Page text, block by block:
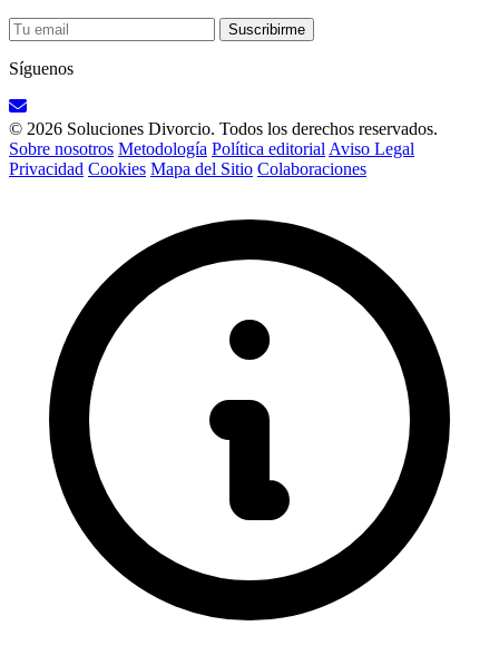
Suscribirme
Síguenos
© 2026 Soluciones Divorcio. Todos los derechos reservados.
Sobre nosotros Metodología Política editorial Aviso Legal
Privacidad Cookies Mapa del Sitio Colaboraciones